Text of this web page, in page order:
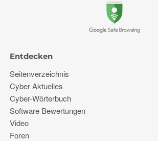
Entdecken
Seitenverzeichnis
Cyber ​​Aktuelles
Cyber-Wörterbuch
Software Bewertungen
Video
Foren